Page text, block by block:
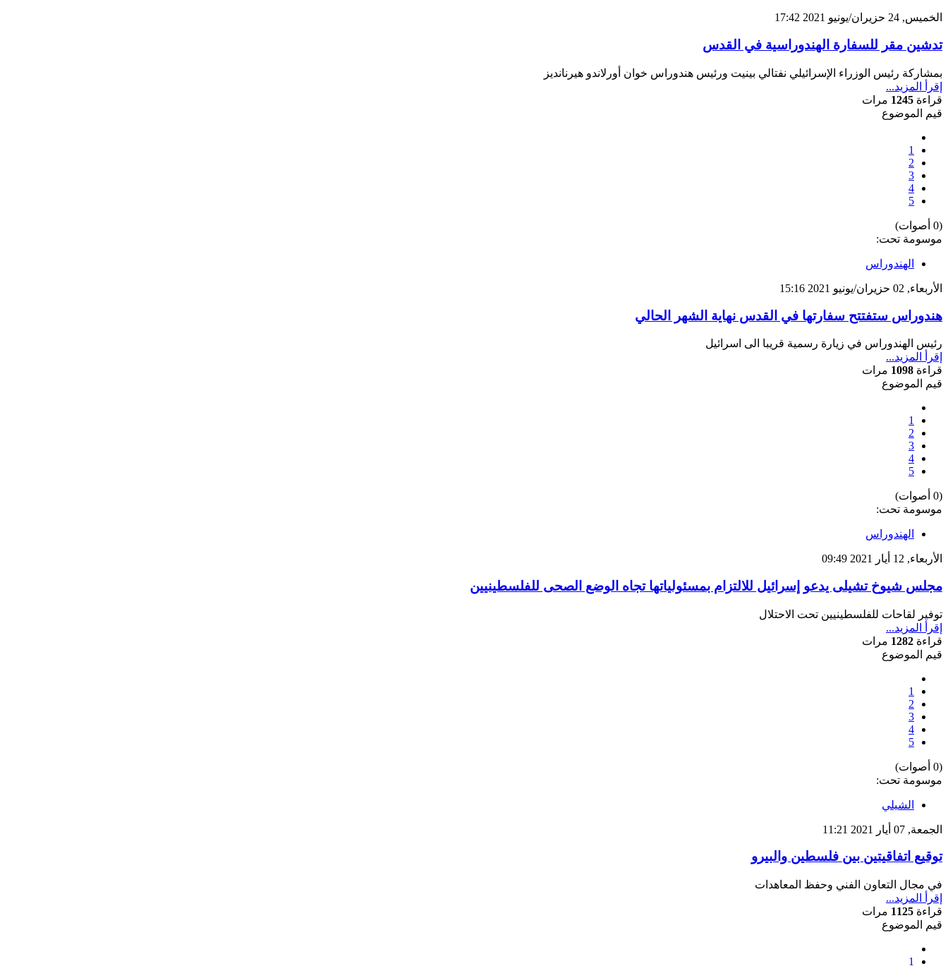
الخميس, 24 حزيران/يونيو 2021 17:42
تدشين مقر للسفارة الهندوراسية في القدس
بمشاركة رئيس الوزراء الإسرائيلي نفتالي بينيت ورئيس هندوراس خوان أورلاندو هيرنانديز
إقرأ المزيد...
قراءة 1245 مرات
قيم الموضوع
1
2
3
4
5
(0 أصوات)
موسومة تحت:
الهندوراس
الأربعاء, 02 حزيران/يونيو 2021 15:16
هندوراس ستفتتح سفارتها في القدس نهاية الشهر الحالي
رئيس الهندوراس في زيارة رسمية قريبا الى اسرائيل
إقرأ المزيد...
قراءة 1098 مرات
قيم الموضوع
1
2
3
4
5
(0 أصوات)
موسومة تحت:
الهندوراس
الأربعاء, 12 أيار 2021 09:49
مجلس شيوخ تشيلى يدعو إسرائيل للالتزام بمسئولياتها تجاه الوضع الصحى للفلسطينيين
توفير لقاحات للفلسطينيين تحت الاحتلال
إقرأ المزيد...
قراءة 1282 مرات
قيم الموضوع
1
2
3
4
5
(0 أصوات)
موسومة تحت:
الشيلي
الجمعة, 07 أيار 2021 11:21
توقيع اتفاقيتين بين فلسطين والبيرو
في مجال التعاون الفني وحفظ المعاهدات
إقرأ المزيد...
قراءة 1125 مرات
قيم الموضوع
1